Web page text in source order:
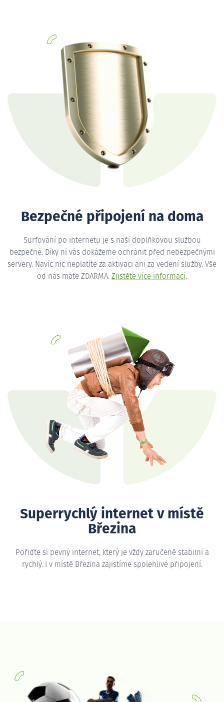
Bezpečné připojení na doma
Surfování po internetu je s naší doplňkovou službou
bezpečné. Díky ní vás dokážeme ochránit před nebezpečnými
servery. Navíc nic neplatíte za aktivaci ani za vedení služby. Vše
od nás máte ZDARMA. Zjistěte více informací.
Superrychlý internet v místě
Březina
Pořiďte si pevný internet, který je vždy zaručeně stabilní a
rychlý. I v místě Březina zajistíme spolehlivé připojení.